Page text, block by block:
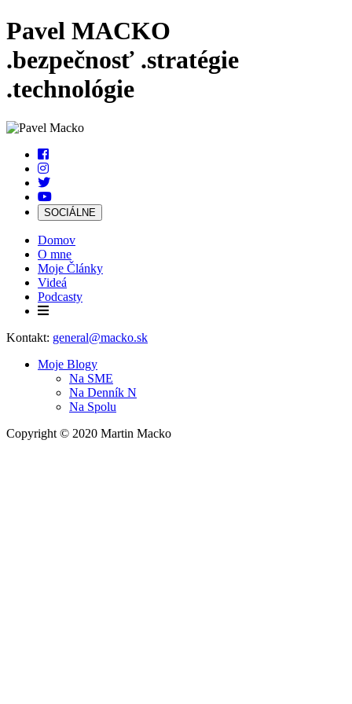
Pavel MACKO
.bezpečnosť .stratégie
.technológie
SOCIÁLNE
Domov
O mne
Moje Články
Videá
Podcasty
Kontakt: general@macko.sk
Moje Blogy
Na SME
Na Denník N
Na Spolu
Copyright © 2020 Martin Macko